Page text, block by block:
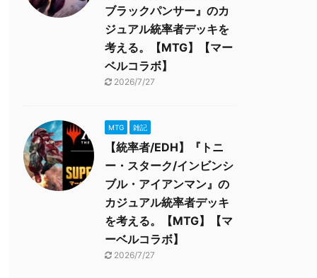
ブラックパンサー』のカ
ジュアル統率者デッキを
考える。【MTG】【マー
ベルコラボ】
2026/7/27
MTG 雑記
【統率者/EDH】『トニ
ー・スターク/インビンシ
ブル・アイアンマン』の
カジュアル統率者デッキ
を考える。【MTG】【マ
ーベルコラボ】
2026/7/27